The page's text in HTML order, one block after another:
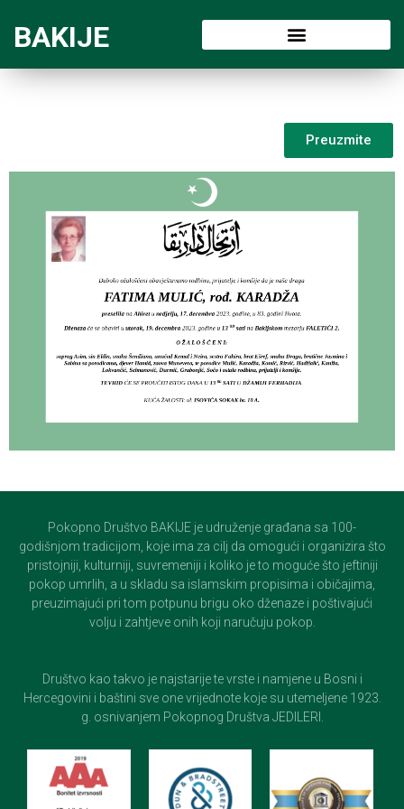
BAKIJE
Preuzmite
Pokopno Društvo BAKIJE je udruženje građana sa 100-
godišnjom tradicijom, koje ima za cilj da omogući i organizira što
pristojniji, kulturniji, suvremeniji i koliko je to moguće što jeftiniji
pokop umrlih, a u skladu sa islamskim propisima i običajima,
preuzimajući pri tom potpunu brigu oko dženaze i poštivajući
volju i zahtjeve onih koji naručuju pokop.
Društvo kao takvo je najstarije te vrste i namjene u Bosni i
Hercegovini i baštini sve one vrijednote koje su utemeljene 1923.
g. osnivanjem Pokopnog Društva JEDILERI.